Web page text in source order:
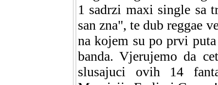
1 sadrzi maxi single sa
san zna", te dub reggae
na kojem su po prvi
banda. Vjerujemo da
slusajuci ovih 14